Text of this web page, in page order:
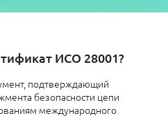
ИСО 28001?
подтверждающий
безопасности цепи
международного